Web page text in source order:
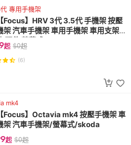
專用手機架
【Focus】HRV 3代 3.5代 手機架 按壓
架 汽車手機架 車用手機架 車用支架
配件 螢幕式/honda
起 $0起
(6)
mk4
【Focus】Octavia mk4 按壓手機架 車
架 汽車手機架/螢幕式/skoda
起 $0起